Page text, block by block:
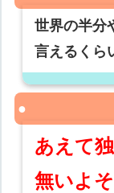
世界の半分
言えるくら
あえて
無いよ